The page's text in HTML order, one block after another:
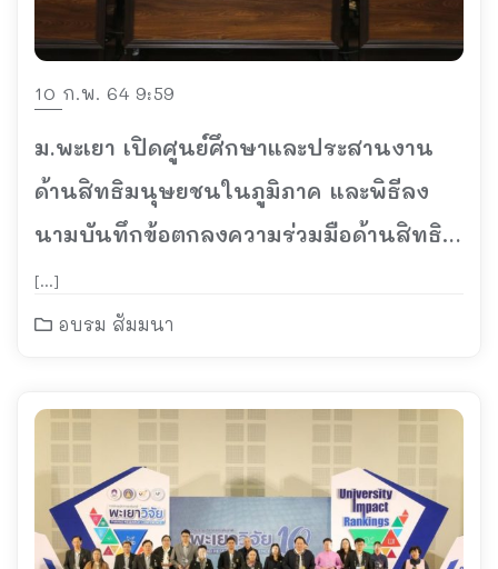
10 ก.พ. 64 9:59
ม.พะเยา เปิดศูนย์ศึกษาและประสานงาน
ด้านสิทธิมนุษยชนในภูมิภาค และพิธีลง
นามบันทึกข้อตกลงความร่วมมือด้านสิทธิ
มนุษยชน
[…]
อบรม สัมมนา